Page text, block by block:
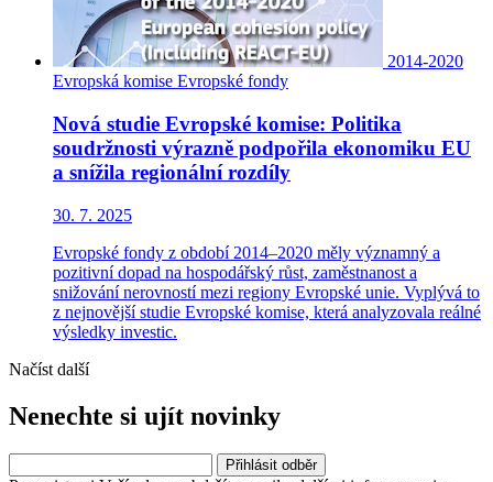
2014-2020
Evropská komise Evropské fondy
Nová studie Evropské komise: Politika
soudržnosti výrazně podpořila ekonomiku EU
a snížila regionální rozdíly
30. 7. 2025
Evropské fondy z období 2014–2020 měly významný a
pozitivní dopad na hospodářský růst, zaměstnanost a
snižování nerovností mezi regiony Evropské unie. Vyplývá to
z nejnovější studie Evropské komise, která analyzovala reálné
výsledky investic.
Načíst další
Nenechte si ujít novinky